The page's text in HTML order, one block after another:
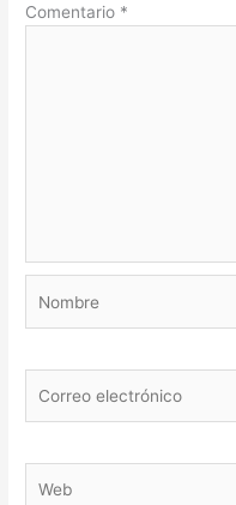
Comentario *
electrónico